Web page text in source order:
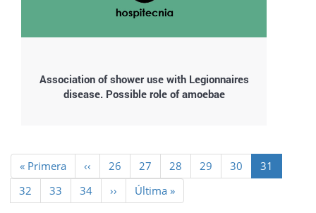
Association of shower use with Legionnaires
disease. Possible role of amoebae
Paginación
Primera
página
« Primera
Página
anterior
‹‹ Page
26 Page
27 Page
28 Page
29 Page
30
Página
actual
31
Page
32 Page
33 Page
34
Siguiente
página
››
Última
página
Última »